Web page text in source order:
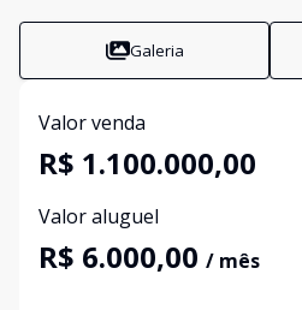
Galeria
Valor venda
R$ 1.100.000,00
Valor aluguel
R$ 6.000,00 / mês